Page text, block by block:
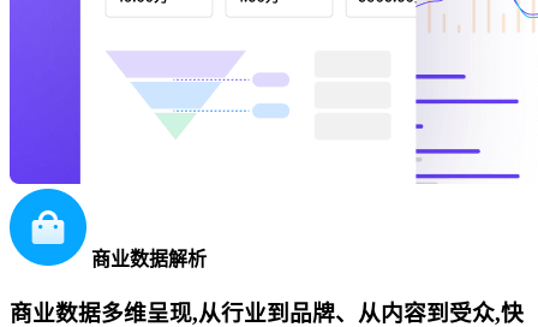
商业数据解析
商业数据多维呈现,从行业到品牌、从内容到受众,快